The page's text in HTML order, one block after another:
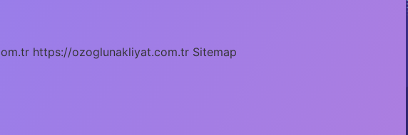
https://ozoglunakliyat.com.tr Sitemap